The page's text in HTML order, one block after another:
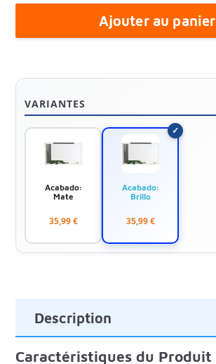
Ajouter au panier
VARIANTES
Acabado:
Mate
35,99 €
Acabado:
Brillo
35,99 €
Description
Caractéristiques du Produit